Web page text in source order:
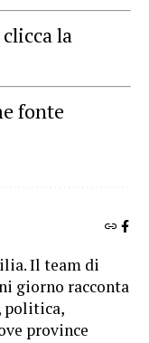
la
fonte
Il team di
giorno racconta
politica,
province